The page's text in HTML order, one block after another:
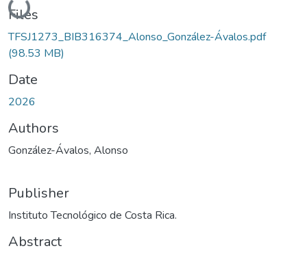
Loading...
Files
TFSJ1273_BIB316374_Alonso_González-Ávalos.pdf
(98.53 MB)
Date
2026
Authors
González-Ávalos, Alonso
Publisher
Instituto Tecnológico de Costa Rica.
Abstract